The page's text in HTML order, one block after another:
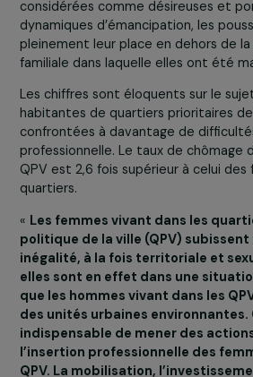
Les femmes des quartiers
restées à l’angle mort des
générale, et en particulier sur le
économique. Au mieux
sociales, il a fallu batailler et faire
l’égalité, pour que petit à petit,
considérées comme désireuses
dynamiques d’émancipation, les
pleinement leur place en dehors
familiale dans laquelle elles ont
Les chiffres sont éloquents sur le
habitantes de quartiers
confrontées à davantage de
professionnelle. Le taux de
QPV est 2,6 fois supérieur à
quartiers.